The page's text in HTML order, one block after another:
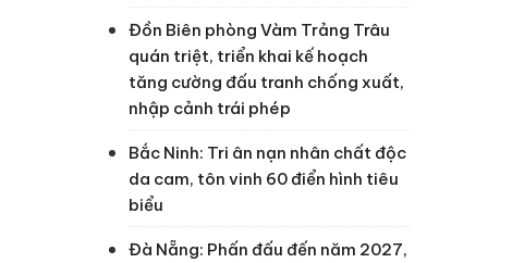
Đồn Biên phòng Vàm Trảng Trâu
quán triệt, triển khai kế hoạch
tăng cường đấu tranh chống xuất,
nhập cảnh trái phép
Bắc Ninh: Tri ân nạn nhân chất độc
da cam, tôn vinh 60 điển hình tiêu
biểu
Đà Nẵng: Phấn đấu đến năm 2027,